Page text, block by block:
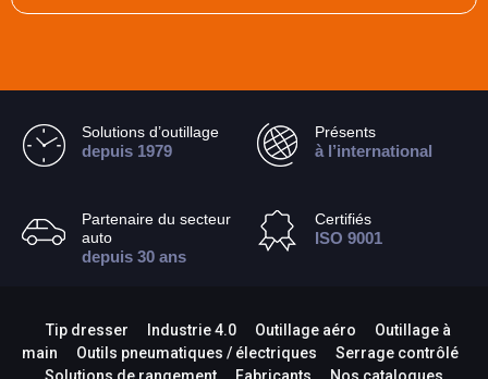
Solutions d’outillage
depuis 1979
Présents
à l’international
Partenaire du secteur
auto
depuis 30 ans
Certifiés
ISO 9001
Tip dresser Industrie 4.0 Outillage aéro
Outillage à
main
Outils pneumatiques / électriques
Serrage contrôlé